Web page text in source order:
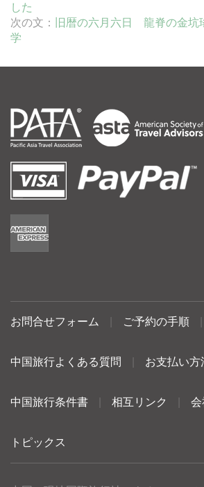
した
次の文：
旧暦の六月六日 龍脊の金坑
学
お問合せフォーム ご予約の手順
中国旅行よくある質問 お支払い方
中国旅行条件書 相互リンク 会
トピックス